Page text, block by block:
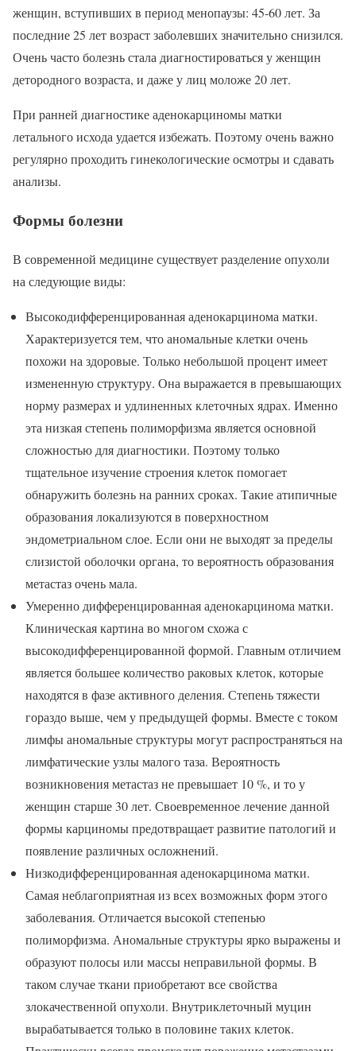
женщин, вступивших в период менопаузы: 45-60 лет. За
последние 25 лет возраст заболевших значительно снизился.
Очень часто болезнь стала диагностироваться у женщин
детородного возраста, и даже у лиц моложе 20 лет.
При ранней диагностике аденокарциномы матки
летального исхода удается избежать. Поэтому очень важно
регулярно проходить гинекологические осмотры и сдавать
анализы.
Формы болезни
В современной медицине существует разделение опухоли
на следующие виды:
Высокодифференцированная аденокарцинома матки.
Характеризуется тем, что аномальные клетки очень
похожи на здоровые. Только небольшой процент имеет
измененную структуру. Она выражается в превышающих
норму размерах и удлиненных клеточных ядрах. Именно
эта низкая степень полиморфизма является основной
сложностью для диагностики. Поэтому только
тщательное изучение строения клеток помогает
обнаружить болезнь на ранних сроках. Такие атипичные
образования локализуются в поверхностном
эндометриальном слое. Если они не выходят за пределы
слизистой оболочки органа, то вероятность образования
метастаз очень мала.
Умеренно дифференцированная аденокарцинома матки.
Клиническая картина во многом схожа с
высокодифференцированной формой. Главным отличием
является большее количество раковых клеток, которые
находятся в фазе активного деления. Степень тяжести
гораздо выше, чем у предыдущей формы. Вместе с током
лимфы аномальные структуры могут распространяться на
лимфатические узлы малого таза. Вероятность
возникновения метастаз не превышает 10 %, и то у
женщин старше 30 лет. Своевременное лечение данной
формы карциномы предотвращает развитие патологий и
появление различных осложнений.
Низкодифференцированная аденокарцинома матки.
Самая неблагоприятная из всех возможных форм этого
заболевания. Отличается высокой степенью
полиморфизма. Аномальные структуры ярко выражены и
образуют полосы или массы неправильной формы. В
таком случае ткани приобретают все свойства
злокачественной опухоли. Внутриклеточный муцин
вырабатывается только в половине таких клеток.